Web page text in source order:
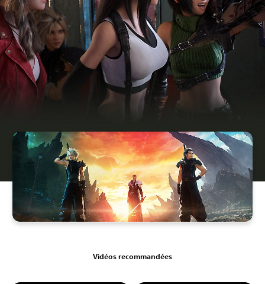
Vidéos recommandées